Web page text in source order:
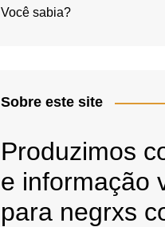
Você sabia?
Sobre este site
Produzimos
e informação
para negrxs